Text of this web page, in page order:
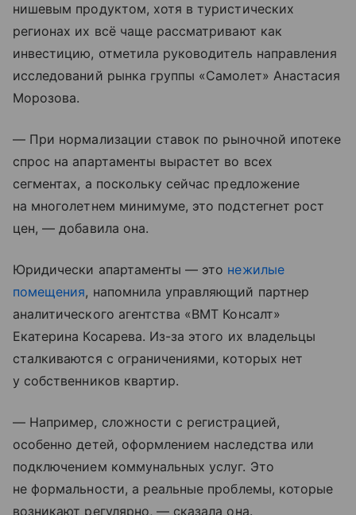
нишевым продуктом, хотя в туристических
регионах их всё чаще рассматривают как
инвестицию, отметила руководитель направления
исследований рынка группы «Самолет» Анастасия
Морозова.
— При нормализации ставок по рыночной ипотеке
спрос на апартаменты вырастет во всех
сегментах, а поскольку сейчас предложение
на многолетнем минимуме, это подстегнет рост
цен, — добавила она.
Юридически апартаменты — это нежилые
помещения, напомнила управляющий партнер
аналитического агентства «ВМТ Консалт»
Екатерина Косарева. Из-за этого их владельцы
сталкиваются с ограничениями, которых нет
у собственников квартир.
— Например, сложности с регистрацией,
особенно детей, оформлением наследства или
подключением коммунальных услуг. Это
не формальности, а реальные проблемы, которые
возникают регулярно, — сказала она.